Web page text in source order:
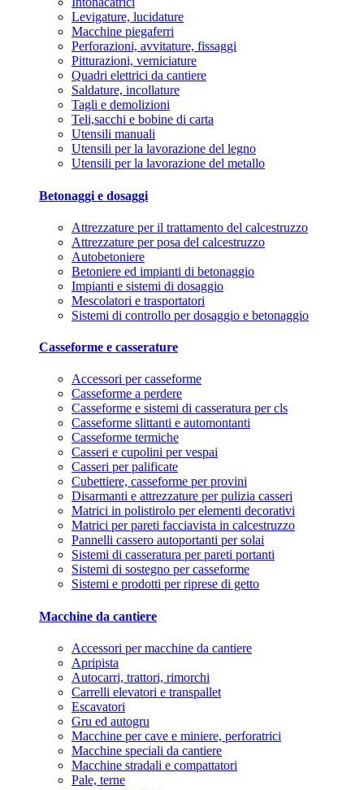
Levigature, lucidature
Macchine piegaferri
Perforazioni, avvitature, fissaggi
Pitturazioni, verniciature
Quadri elettrici da cantiere
Saldature, incollature
Tagli e demolizioni
Teli,sacchi e bobine di carta
Utensili manuali
Utensili per la lavorazione del legno
Utensili per la lavorazione del metallo
Betonaggi e dosaggi
Attrezzature per il trattamento del calcestruzzo
Attrezzature per posa del calcestruzzo
Autobetoniere
Betoniere ed impianti di betonaggio
Impianti e sistemi di dosaggio
Mescolatori e trasportatori
Sistemi di controllo per dosaggio e betonaggio
Casseforme e casserature
Accessori per casseforme
Casseforme a perdere
Casseforme e sistemi di casseratura per cls
Casseforme slittanti e automontanti
Casseforme termiche
Casseri e cupolini per vespai
Casseri per palificate
Cubettiere, casseforme per provini
Disarmanti e attrezzature per pulizia casseri
Matrici in polistirolo per elementi decorativi
Matrici per pareti facciavista in calcestruzzo
Pannelli cassero autoportanti per solai
Sistemi di casseratura per pareti portanti
Sistemi di sostegno per casseforme
Sistemi e prodotti per riprese di getto
Macchine da cantiere
Accessori per macchine da cantiere
Apripista
Autocarri, trattori, rimorchi
Carrelli elevatori e transpallet
Escavatori
Gru ed autogru
Macchine per cave e miniere, perforatrici
Macchine speciali da cantiere
Macchine stradali e compattatori
Pale, terne